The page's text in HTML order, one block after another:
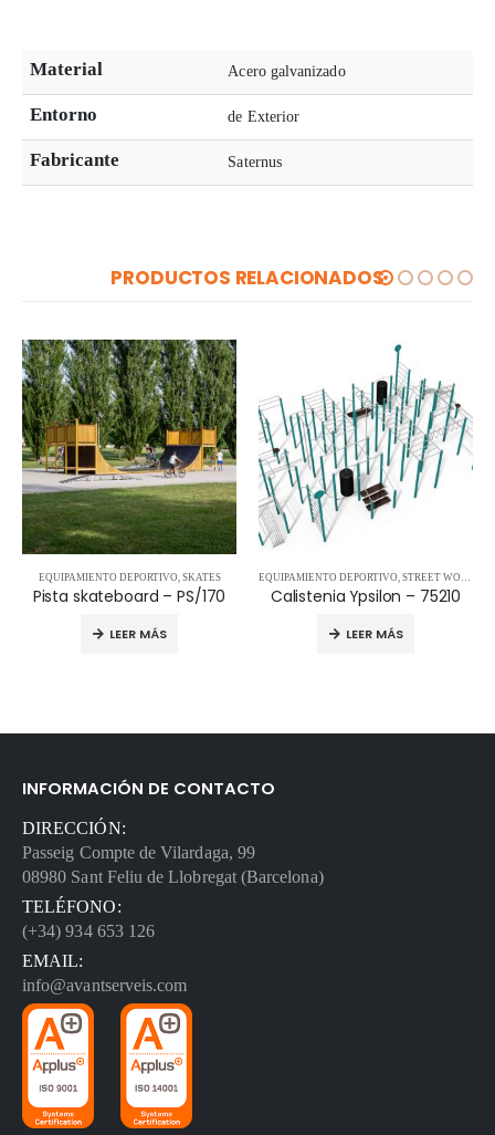
Material Acero galvanizado
Entorno de Exterior
Fabricante Saternus
PRODUCTOS RELACIONADOS
EQUIPAMIENTO DEPORTIVO, SKATES
Pista skateboard – PS/170
LEER MÁS
EQUIPAMIENTO DEPORTIVO, STREET WORKOUT
Calistenia Ypsilon – 75210
LEER MÁS
INFORMACIÓN DE CONTACTO
DIRECCIÓN:
Passeig Compte de Vilardaga, 99
08980 Sant Feliu de Llobregat (Barcelona)
TELÉFONO:
(+34) 934 653 126
EMAIL:
info@avantserveis.com